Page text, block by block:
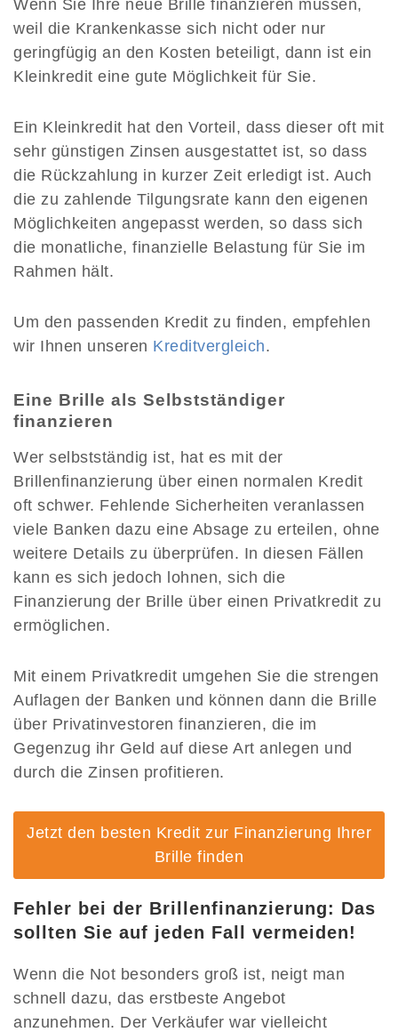
Wenn Sie Ihre neue Brille finanzieren müssen,
weil die Krankenkasse sich nicht oder nur
geringfügig an den Kosten beteiligt, dann ist ein
Kleinkredit eine gute Möglichkeit für Sie.
Ein Kleinkredit hat den Vorteil, dass dieser oft mit
sehr günstigen Zinsen ausgestattet ist, so dass
die Rückzahlung in kurzer Zeit erledigt ist. Auch
die zu zahlende Tilgungsrate kann den eigenen
Möglichkeiten angepasst werden, so dass sich
die monatliche, finanzielle Belastung für Sie im
Rahmen hält.
Um den passenden Kredit zu finden, empfehlen
wir Ihnen unseren Kreditvergleich.
Eine Brille als Selbstständiger
finanzieren
Wer selbstständig ist, hat es mit der
Brillenfinanzierung über einen normalen Kredit
oft schwer. Fehlende Sicherheiten veranlassen
viele Banken dazu eine Absage zu erteilen, ohne
weitere Details zu überprüfen. In diesen Fällen
kann es sich jedoch lohnen, sich die
Finanzierung der Brille über einen Privatkredit zu
ermöglichen.
Mit einem Privatkredit umgehen Sie die strengen
Auflagen der Banken und können dann die Brille
über Privatinvestoren finanzieren, die im
Gegenzug ihr Geld auf diese Art anlegen und
durch die Zinsen profitieren.
Jetzt den besten Kredit zur Finanzierung Ihrer
Brille finden
Fehler bei der Brillenfinanzierung: Das
sollten Sie auf jeden Fall vermeiden!
Wenn die Not besonders groß ist, neigt man
schnell dazu, das erstbeste Angebot
anzunehmen. Der Verkäufer war vielleicht